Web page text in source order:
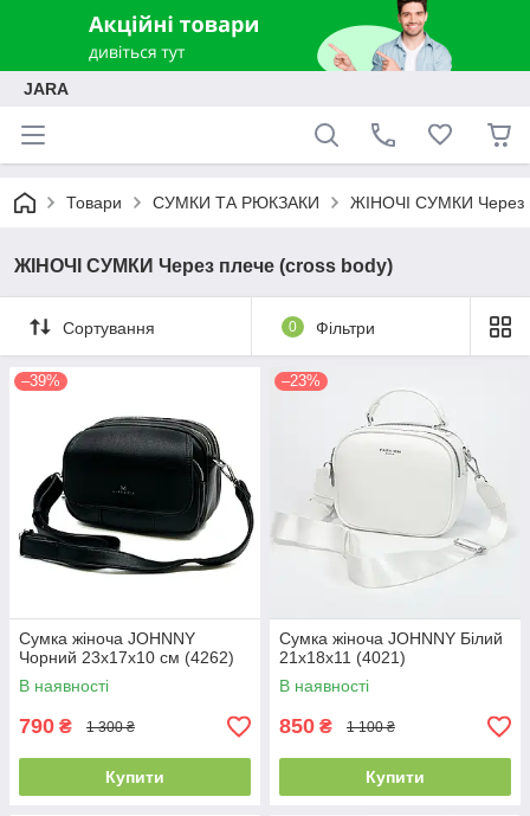
JARA
Товари СУМКИ ТА РЮКЗАКИ ЖІНОЧІ СУМКИ Через
ЖІНОЧІ СУМКИ Через плече (cross body)
Сортування 0 Фільтри
–39%
Сумка жіноча JOHNNY
Чорний 23х17х10 см (4262)
В наявності
790 ₴ 1 300 ₴
Купити
–23%
Сумка жіноча JOHNNY Білий
21х18х11 (4021)
В наявності
850 ₴ 1 100 ₴
Купити